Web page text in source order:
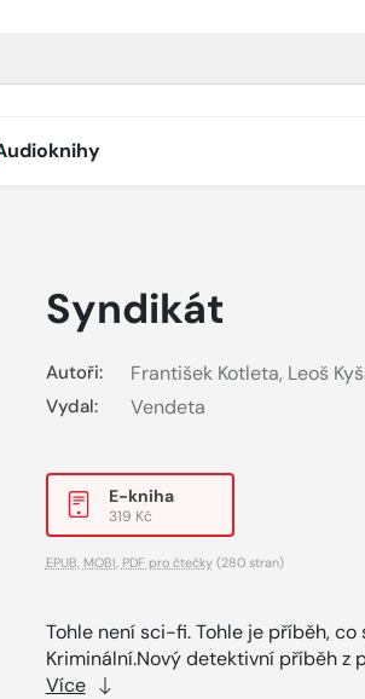
Syndikát
Autoři: František Kotleta, Leoš
Vydal: Vendeta
E-kniha
319 Kč
EPUB MOBI PDF pro čtečky(280 stran)
Tohle není sci-fi. Tohle je příběh, co
Kriminální.Nový detektivní příběh z
Více